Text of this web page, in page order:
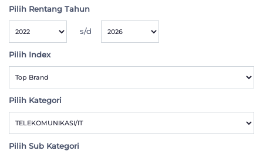
Pilih Rentang Tahun
s/d
Pilih Index
Pilih Kategori
Pilih Sub Kategori